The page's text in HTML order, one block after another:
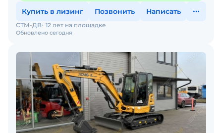
Купить в лизинг Позвонить Написать
Обновлено сегодня
СТМ-ДВ 12 лет на площадке